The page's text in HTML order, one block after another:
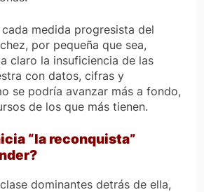
medida progresista del
por pequeña que sea,
claro la insuficiencia de las
con datos, cifras y
se podría avanzar más a fondo,
de los que más tienen.
“la reconquista”
dominantes detrás de ella,